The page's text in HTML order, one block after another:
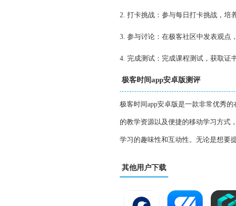
2. 打卡挑战：参与每日打卡挑战，培
3. 参与讨论：在极客社区中发表观点
4. 完成测试：完成课程测试，获取证
极客时间app安卓版测评
极客时间app安卓版是一款非常优秀
的教学资源以及便捷的移动学习方式
学习的趣味性和互动性。无论是想要
其他用户下载